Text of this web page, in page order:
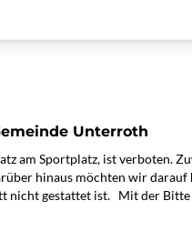
Unterroth
am Sportplatz, ist verboten.
hinaus möchten wir darauf
nicht gestattet ist. Mit der